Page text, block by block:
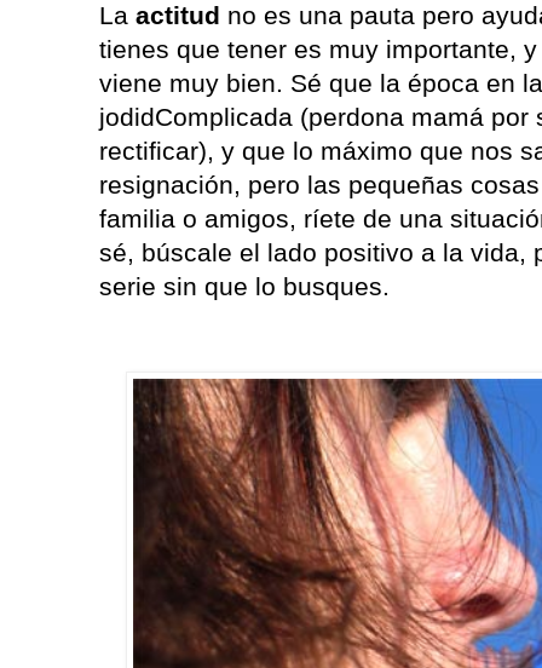
La actitud no es una pauta pero
tienes que tener es muy importante,
viene muy bien. Sé que la época en
jodidComplicada (perdona mamá
rectificar), y que lo máximo que nos
resignación, pero las pequeñas
familia o amigos, ríete de una
sé, búscale el lado positivo a la vida,
serie sin que lo busques.